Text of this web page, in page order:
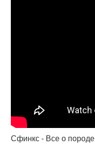
Сфинкс - Все о породе